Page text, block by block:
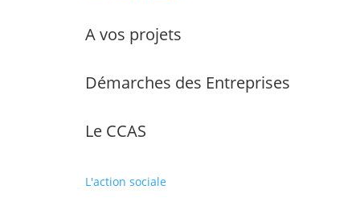
A vos projets
Démarches des Entreprises
Le CCAS
L'action sociale